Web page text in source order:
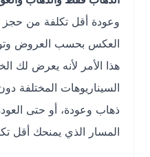
وعودة أقل تكلفة من حجز اتجاه
العكس بحسب العروض وتوفر
هذا الأمر لأنه يعرض لك
السيناريوهات المختلفة دون
ذهاب وعودة، أو حتى العودة
المسار الذي يمنحك أقل تكلفة